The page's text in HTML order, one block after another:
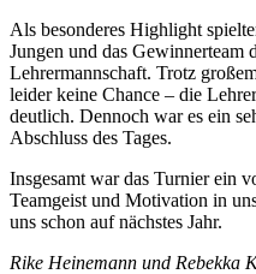
Als besonderes Highlight
Jungen und das Gewinnerteam
Lehrermannschaft. Trotz
leider keine Chance – die
deutlich. Dennoch war es ein
Abschluss des Tages.
Insgesamt war das Turnier ein
Teamgeist und Motivation in
uns schon auf nächstes Jahr.
Rike Heinemann und Rebekka